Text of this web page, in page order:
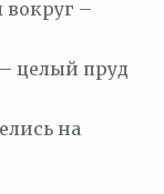
вокруг –
целый пруд
на